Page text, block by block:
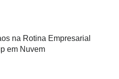
na Rotina Empresarial
em Nuvem